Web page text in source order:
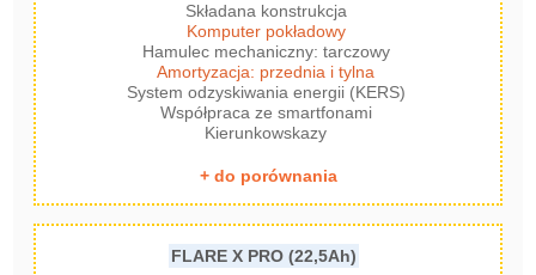
Składana konstrukcja
Komputer pokładowy
Hamulec mechaniczny: tarczowy
Amortyzacja: przednia i tylna
System odzyskiwania energii (KERS)
Współpraca ze smartfonami
Kierunkowskazy
+ do porównania
FLARE X PRO (22,5Ah)